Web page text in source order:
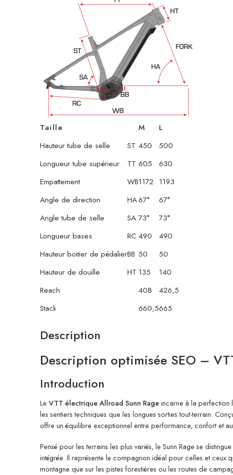
Taille M
L
Hauteur tube de selle
ST 450
500
Longueur tube supérieur
TT 605
630
Empattement
WB1172 1193
Angle de direction
HA67°
67°
Angle tube de selle
SA 73°
73°
Longueur bases
RC 490
490
Hauteur boitier de pédalierBB 50
50
Hauteur de douille
HT 135
140
Reach
408
426,5
Stack
660,5665
Description
Description optimisée SEO –
Introduction
Le VTT électrique Allroad Sunn Rageincarne à la perfection
les sentiers techniques que les longues sorties tout-terrain.
offre un équilibre exceptionnel entre performance, confort et
Pensé pour les terrains les plus variés, le Sunn Rage se
intégrée. Il représente le compagnon idéal pour celles et ceux
montagne que sur les pistes forestières ou les routes de